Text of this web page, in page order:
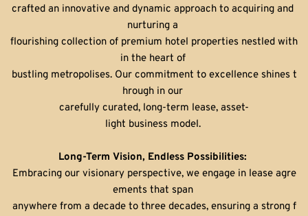
crafted an innovative and dynamic approach to acquiring and
nurturing a
flourishing collection of premium hotel properties nestled with
in the heart of
bustling metropolises. Our commitment to excellence shines t
hrough in our
carefully curated, long-term lease, asset-
light business model.
Long-Term Vision, Endless Possibilities:
Embracing our visionary perspective, we engage in lease agre
ements that span
anywhere from a decade to three decades, ensuring a strong f